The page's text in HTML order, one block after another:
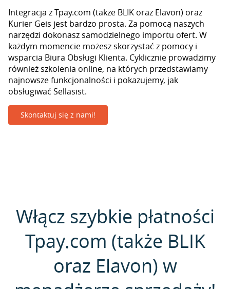
Integracja z Tpay.com (także BLIK oraz Elavon) oraz
Kurier Geis jest bardzo prosta. Za pomocą naszych
narzędzi dokonasz samodzielnego importu ofert. W
każdym momencie możesz skorzystać z pomocy i
wsparcia Biura Obsługi Klienta. Cyklicznie prowadzimy
również szkolenia online, na których przedstawiamy
najnowsze funkcjonalności i pokazujemy, jak
obsługiwać Sellasist.
Skontaktuj się z nami!
Włącz szybkie płatności
Tpay.com (także BLIK
oraz Elavon) w